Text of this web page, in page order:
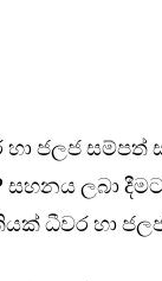
හා ජලජ සම්පත්
සහනය ලබා
ධීවර හා